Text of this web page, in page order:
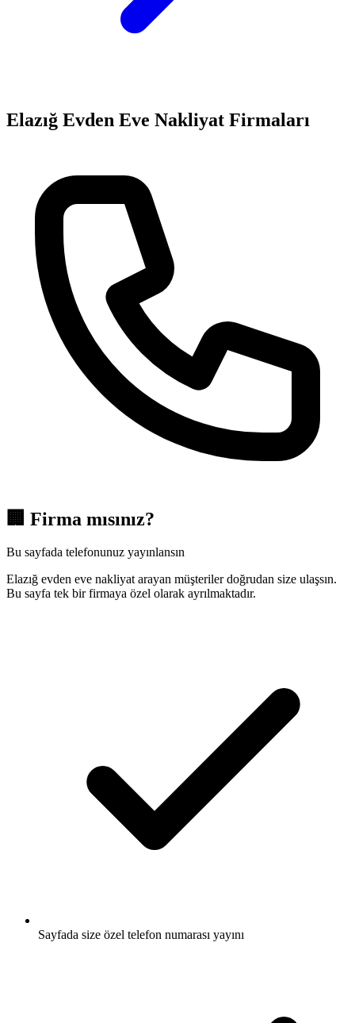
Elazığ Evden Eve Nakliyat Firmaları
🏢 Firma mısınız?
Bu sayfada telefonunuz yayınlansın
Elazığ evden eve nakliyat arayan müşteriler doğrudan size ulaşsın.
Bu sayfa tek bir firmaya özel olarak ayrılmaktadır.
Sayfada size özel telefon numarası yayını